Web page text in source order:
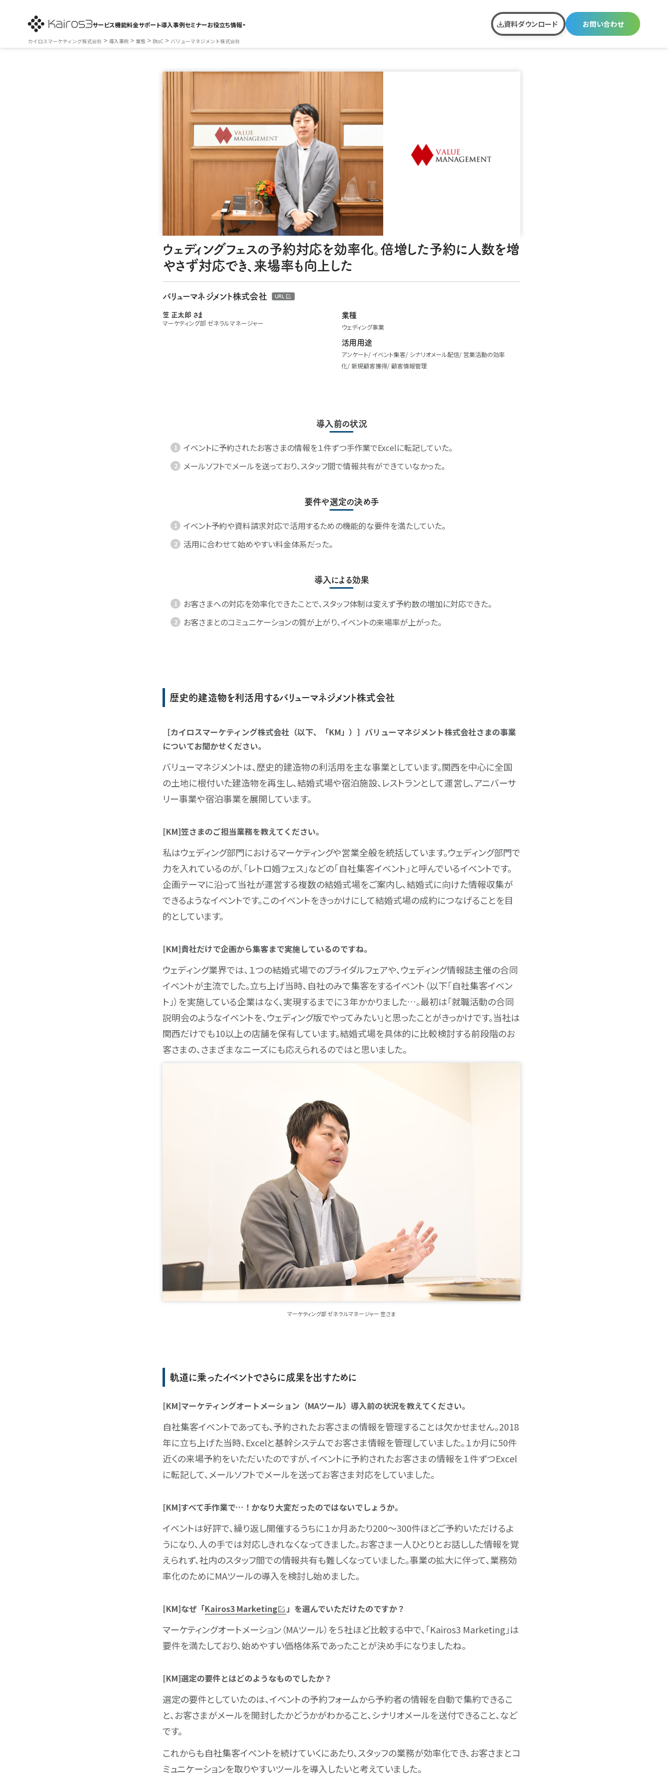
サービス機能料金サポート導入事例セミナーお役立ち情報 資料ダウンロード お問い合わせ
カイロスマーケティング株式会社 > 導入事例 > 業態 > BtoC > バリューマネジメント株式会社
ウェディングフェスの予約対応を効率化。倍増した予約に人数を増
やさず対応でき、来場率も向上した
バリューマネジメント株式会社 URL
笠 正太郎 さま
マーケティング部 ゼネラルマネージャー
業種
ウェディング事業
活用用途
アンケート イベント集客 シナリオメール配信 営業活動の効率
化 新規顧客獲得 顧客情報管理
導入前の状況
イベントに予約されたお客さまの情報を１件ずつ手作業でExcelに転記していた。
メールソフトでメールを送っており、スタッフ間で情報共有ができていなかった。
要件や選定の決め手
イベント予約や資料請求対応で活用するための機能的な要件を満たしていた。
活用に合わせて始めやすい料金体系だった。
導入による効果
お客さまへの対応を効率化できたことで、スタッフ体制は変えず予約数の増加に対応できた。
お客さまとのコミュニケーションの質が上がり、イベントの来場率が上がった。
歴史的建造物を利活用するバリューマネジメント株式会社
［カイロスマーケティング株式会社（以下、「KM」）］バリューマネジメント株式会社さまの事業
についてお聞かせください。
バリューマネジメントは、歴史的建造物の利活用を主な事業としています。関西を中心に全国
の土地に根付いた建造物を再生し、結婚式場や宿泊施設、レストランとして運営し、アニバーサ
リー事業や宿泊事業を展開しています。
[KM]笠さまのご担当業務を教えてください。
私はウェディング部門におけるマーケティングや営業全般を統括しています。ウェディング部門で
力を入れているのが、「レトロ婚フェス」などの「自社集客イベント」と呼んでいるイベントです。
企画テーマに沿って当社が運営する複数の結婚式場をご案内し、結婚式に向けた情報収集が
できるようなイベントです。このイベントをきっかけにして結婚式場の成約につなげることを目
的としています。
[KM]貴社だけで企画から集客まで実施しているのですね。
ウェディング業界では、１つの結婚式場でのブライダルフェアや、ウェディング情報誌主催の合同
イベントが主流でした。立ち上げ当時、自社のみで集客をするイベント（以下「自社集客イベン
ト」）を実施している企業はなく、実現するまでに３年かかりました…。最初は「就職活動の合同
説明会のようなイベントを、ウェディング版でやってみたい」と思ったことがきっかけです。当社は
関西だけでも10以上の店舗を保有しています。結婚式場を具体的に比較検討する前段階のお
客さまの、さまざまなニーズにも応えられるのではと思いました。
マーケティング部 ゼネラルマネージャー 笠さま
軌道に乗ったイベントでさらに成果を出すために
[KM]マーケティングオートメーション（MAツール）導入前の状況を教えてください。
自社集客イベントであっても、予約されたお客さまの情報を管理することは欠かせません。2018
年に立ち上げた当時、Excelと基幹システムでお客さま情報を管理していました。１か月に50件
近くの来場予約をいただいたのですが、イベントに予約されたお客さまの情報を１件ずつExcel
に転記して、メールソフトでメールを送ってお客さま対応をしていました。
[KM]すべて手作業で…！かなり大変だったのではないでしょうか。
イベントは好評で、繰り返し開催するうちに１か月あたり200〜300件ほどご予約いただけるよ
うになり、人の手では対応しきれなくなってきました。お客さま一人ひとりとお話しした情報を覚
えられず、社内のスタッフ間での情報共有も難しくなっていました。事業の拡大に伴って、業務効
率化のためにMAツールの導入を検討し始めました。
[KM]なぜ「Kairos3 Marketing 」を選んでいただけたのですか？
マーケティングオートメーション（MAツール）を５社ほど比較する中で、「Kairos3 Marketing」は
要件を満たしており、始めやすい価格体系であったことが決め手になりましたね。
[KM]選定の要件とはどのようなものでしたか？
選定の要件としていたのは、イベントの予約フォームから予約者の情報を自動で集約できるこ
と、お客さまがメールを開封したかどうかがわかること、シナリオメールを送付できること、など
です。
これからも自社集客イベントを続けていくにあたり、スタッフの業務が効率化でき、お客さまとコ
ミュニケーションを取りやすいツールを導入したいと考えていました。